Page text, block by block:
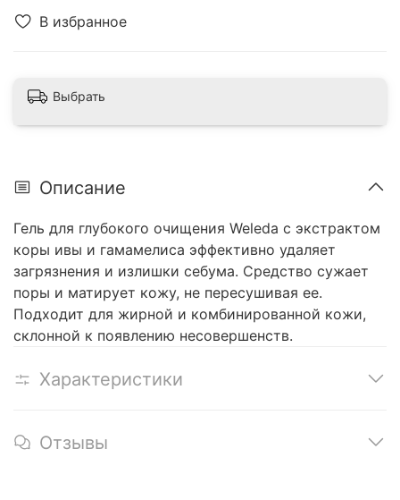
В избранное
Выбрать
Описание
Гель для глубокого очищения Weleda с экстрактом
коры ивы и гамамелиса эффективно удаляет
загрязнения и излишки себума. Средство сужает
поры и матирует кожу, не пересушивая ее.
Подходит для жирной и комбинированной кожи,
склонной к появлению несовершенств.
Характеристики
Отзывы